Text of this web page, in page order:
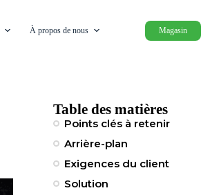
À propos de nous Magasin
Table des matières
Points clés à retenir
Arrière-plan
Exigences du client
Solution